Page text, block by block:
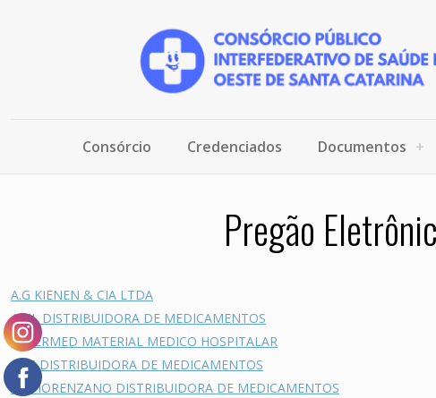
Consórcio Credenciados Documentos
Pregão
A.G KIENEN & CIA LTDA
AGIL DISTRIBUIDORA DE MEDICAMENTOS
ALTERMED MATERIAL MEDICO HOSPITALAR
ABC DISTRIBUIDORA DE MEDICAMENTOS
AR FIORENZANO DISTRIBUIDORA DE MEDICAMENTOS